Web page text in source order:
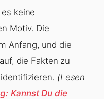
keine
Motiv. Die
Anfang, und die
die Fakten zu
(Lesen
Kannst Du die